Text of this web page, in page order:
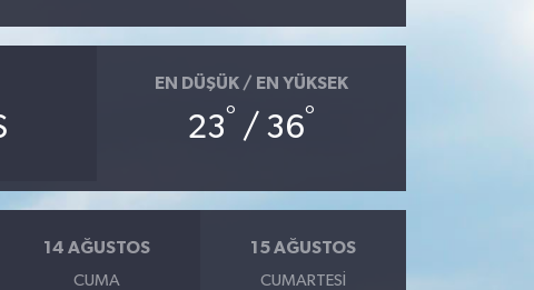
EN DÜŞÜK / EN YÜKSEK
23° / 36°
14 AĞUSTOS
CUMA
15 AĞUSTOS
CUMARTESI